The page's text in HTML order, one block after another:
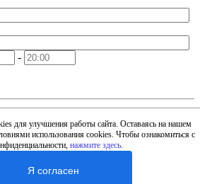
для улучшения работы сайта. Оставаясь на нашем
использования cookies. Чтобы ознакомиться с
нажмите здесь.
Я согласен
-
я улица, 1Б